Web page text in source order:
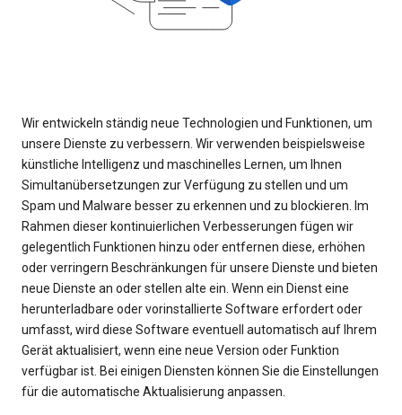
Wir entwickeln ständig neue Technologien und Funktionen, um
unsere Dienste zu verbessern. Wir verwenden beispielsweise
künstliche Intelligenz und maschinelles Lernen, um Ihnen
Simultanübersetzungen zur Verfügung zu stellen und um
Spam und Malware besser zu erkennen und zu blockieren. Im
Rahmen dieser kontinuierlichen Verbesserungen fügen wir
gelegentlich Funktionen hinzu oder entfernen diese, erhöhen
oder verringern Beschränkungen für unsere Dienste und bieten
neue Dienste an oder stellen alte ein. Wenn ein Dienst eine
herunterladbare oder vorinstallierte Software erfordert oder
umfasst, wird diese Software eventuell automatisch auf Ihrem
Gerät aktualisiert, wenn eine neue Version oder Funktion
verfügbar ist. Bei einigen Diensten können Sie die Einstellungen
für die automatische Aktualisierung anpassen.